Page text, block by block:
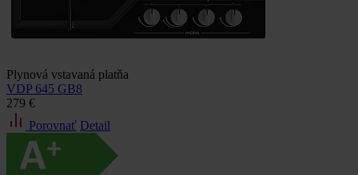
Plynová vstavaná platňa
VDP 645 GB8
279 €
Porovnať Detail